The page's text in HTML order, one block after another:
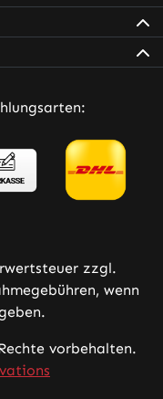
zzgl.
wenn
vorbehalten.